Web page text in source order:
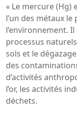
« Le mercure (Hg)
l’un des métaux
l’environnement.
processus
sols et le
des
d’activités
l’or, les activités
déchets.